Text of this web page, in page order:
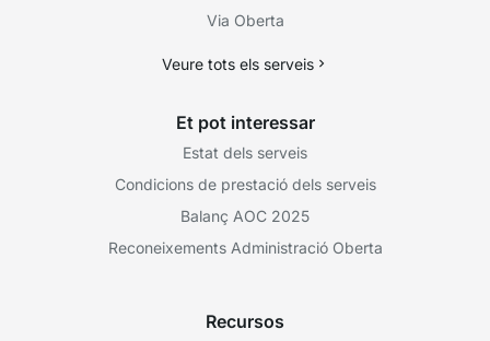
Via Oberta
Veure tots els serveis
Et pot interessar
Estat dels serveis
Condicions de prestació dels serveis
Balanç AOC 2025
Reconeixements Administració Oberta
Recursos